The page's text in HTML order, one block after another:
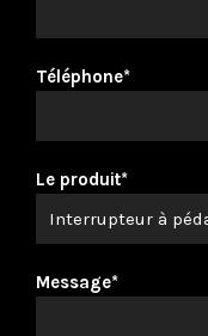
Téléphone*
Le produit*
Message*